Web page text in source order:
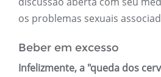
os problemas sexuais
Beber em excesso
Infelizmente, a "queda dos